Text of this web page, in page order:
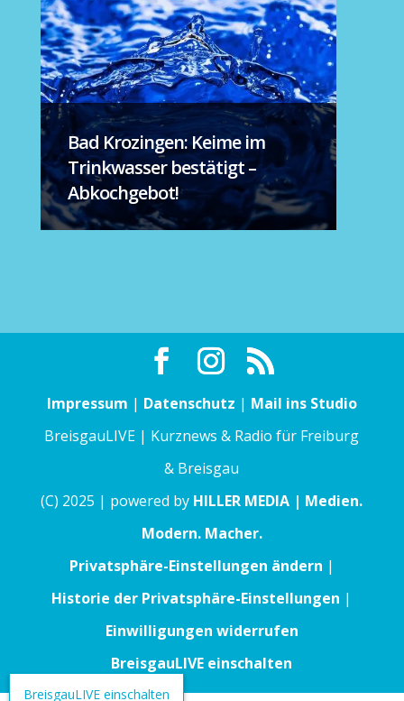
Bad Krozingen: Keime im
Trinkwasser bestätigt –
Abkochgebot!
Impressum | Datenschutz | Mail ins Studio
BreisgauLIVE | Kurznews & Radio für Freiburg
& Breisgau
(C) 2025 | powered by HILLER MEDIA | Medien.
Modern. Macher.
Privatsphäre-Einstellungen ändern |
Historie der Privatsphäre-Einstellungen |
Einwilligungen widerrufen
BreisgauLIVE einschalten
BreisgauLIVE einschalten